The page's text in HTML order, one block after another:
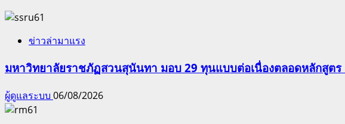
ข่าวล่ามาแรง
มหาวิทยาลัยราชภัฏสวนสุนันทา มอบ 29 ทุนแบบต่อเนื่องตลอดหลักสูต
ผู้ดูแลระบบ 06/08/2026